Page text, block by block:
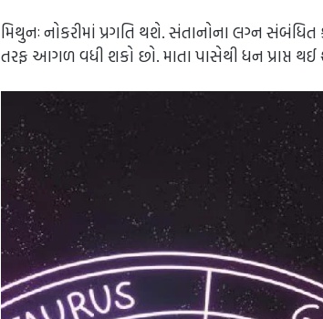
મિથુનઃ નોકરીમાં પ્રગતિ થશે. સંતાનોના લગ્ન
તરફ આગળ વધી શકો છો. માતા પાસેથી ધન પ્રાપ્ત